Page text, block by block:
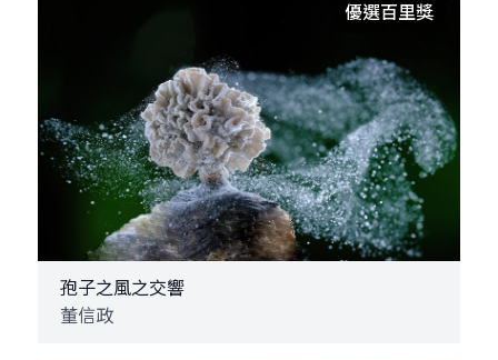
優選百里獎
孢子之風之交響
董信政